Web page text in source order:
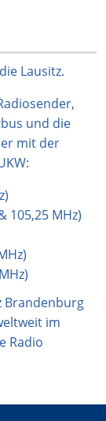
Lausitz.
und die
mit der
105,25 MHz)
Brandenburg
im
Radio